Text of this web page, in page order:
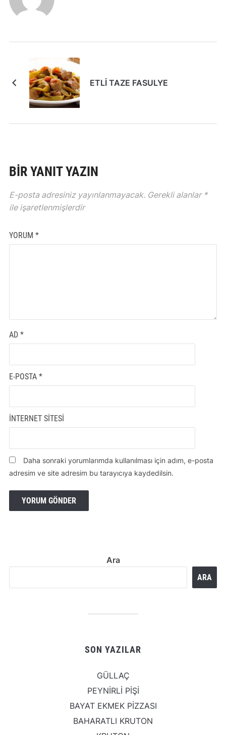
ETLİ TAZE FASULYE
BIR YANIT YAZIN
E-posta adresiniz yayınlanmayacak. Gerekli alanlar *
ile işaretlenmişlerdir
YORUM *
AD *
E-POSTA *
İNTERNET SITESI
Daha sonraki yorumlarımda kullanılması için adım, e-posta
adresim ve site adresim bu tarayıcıya kaydedilsin.
Ara
ARA
SON YAZILAR
GÜLLAÇ
PEYNİRLİ PİŞİ
BAYAT EKMEK PİZZASI
BAHARATLI KRUTON